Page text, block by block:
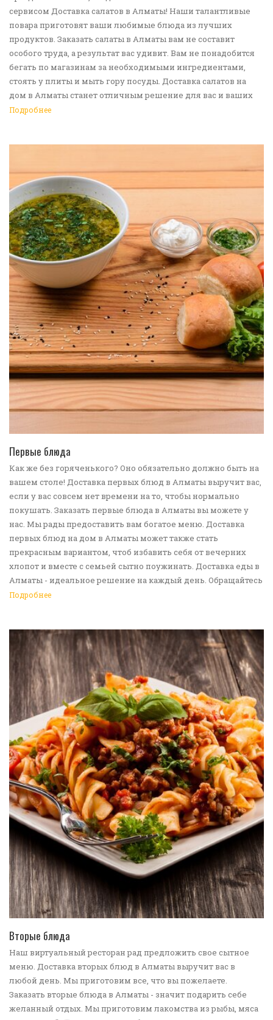
сервисом Доставка салатов в Алматы! Наши талантливые
повара приготовят ваши любимые блюда из лучших
продуктов. Заказать салаты в Алматы вам не составит
особого труда, а результат вас удивит. Вам не понадобится
бегать по магазинам за необходимыми ингредиентами,
стоять у плиты и мыть гору посуды. Доставка салатов на
дом в Алматы станет отличным решение для вас и ваших
родных, друзей. Ведь мы сами берем все хлопоты в свои
Подробнее
Первые блюда
Как же без горяченького? Оно обязательно должно быть на
вашем столе! Доставка первых блюд в Алматы выручит вас,
если у вас совсем нет времени на то, чтобы нормально
покушать. Заказать первые блюда в Алматы вы можете у
нас. Мы рады предоставить вам богатое меню. Доставка
первых блюд на дом в Алматы может также стать
прекрасным вариантом, чтоб избавить себя от вечерних
хлопот и вместе с семьей сытно поужинать. Доставка еды в
Алматы - идеальное решение на каждый день. Обращайтесь
к нам!
Подробнее
Вторые блюда
Наш виртуальный ресторан рад предложить свое сытное
меню. Доставка вторых блюд в Алматы выручит вас в
любой день. Мы приготовим все, что вы пожелаете.
Заказать вторые блюда в Алматы - значит подарить себе
желанный отдых. Мы приготовим лакомства из рыбы, мяса